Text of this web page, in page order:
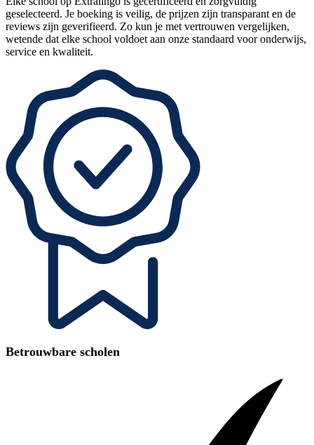
geselecteerd. Je boeking is veilig, de prijzen zijn transparant en de
reviews zijn geverifieerd. Zo kun je met vertrouwen vergelijken,
wetende dat elke school voldoet aan onze standaard voor onderwijs,
service en kwaliteit.
Betrouwbare scholen